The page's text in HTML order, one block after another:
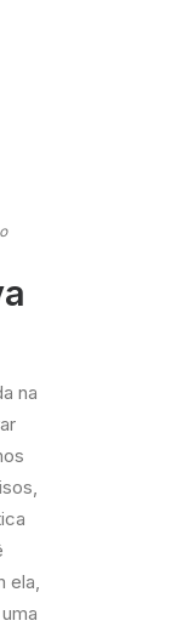
na
ela,